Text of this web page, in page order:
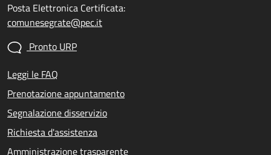
Posta Elettronica Certificata:
comunesegrate@pec.it
Pronto URP
Leggi le FAQ
Prenotazione appuntamento
Segnalazione disservizio
Richiesta d'assistenza
Amministrazione trasparente